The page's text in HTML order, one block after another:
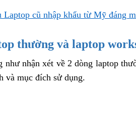
Laptop cũ nhập khẩu từ Mỹ đáng
thường và laptop
như nhận xét về 2 dòng laptop
và mục đích sử dụng.